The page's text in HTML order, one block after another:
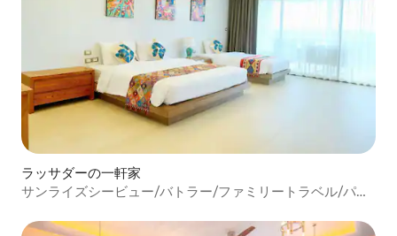
ラッサダーの一軒家
サンライズシービュー/バトラー/ファミリートラベル/パブ
プーケットオールドストリート近く/大バルコニー/8833